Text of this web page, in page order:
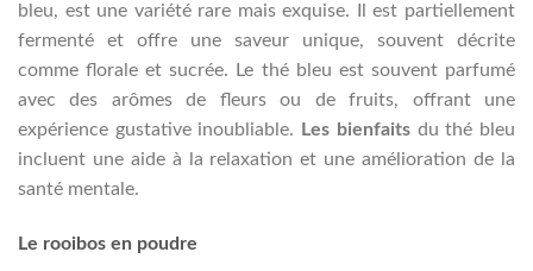
bleu, est une variété rare mais exquise. Il est partiellement
fermenté et offre une saveur unique, souvent décrite
comme florale et sucrée. Le thé bleu est souvent parfumé
avec des arômes de fleurs ou de fruits, offrant une
expérience gustative inoubliable.
Les bienfaitsdu thé bleu
incluent une aide à la relaxation et une amélioration de la
santé mentale.
Le rooibos en poudre